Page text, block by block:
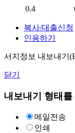
0.4
복사/대출신청
인용하기
서지정보 내보내기
닫기
내보내기 형태
메일전송
인쇄